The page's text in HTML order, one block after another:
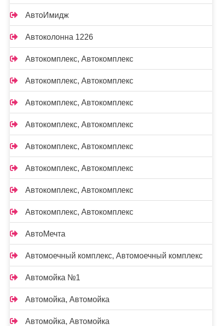
АвтоИмидж
Автоколонна 1226
Автокомплекс, Автокомплекс
Автокомплекс, Автокомплекс
Автокомплекс, Автокомплекс
Автокомплекс, Автокомплекс
Автокомплекс, Автокомплекс
Автокомплекс, Автокомплекс
Автокомплекс, Автокомплекс
Автокомплекс, Автокомплекс
АвтоМечта
Автомоечный комплекс, Автомоечный комплекс
Автомойка №1
Автомойка, Автомойка
Автомойка, Автомойка